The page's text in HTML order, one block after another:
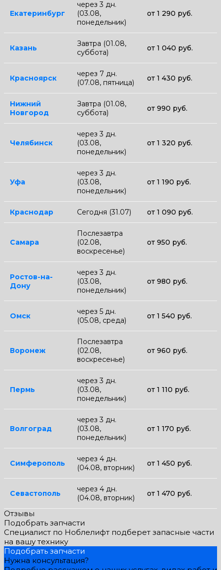
Екатеринбург
через 3 дн.
(03.08,
понедельник)
от 1 290 руб.
Казань
Завтра (01.08,
суббота)
от 1 040 руб.
Красноярск
через 7 дн.
(07.08, пятница)
от 1 430 руб.
Нижний
Новгород
Завтра (01.08,
суббота)
от 990 руб.
Челябинск
через 3 дн.
(03.08,
понедельник)
от 1 320 руб.
Уфа
через 3 дн.
(03.08,
понедельник)
от 1 190 руб.
Краснодар Сегодня (31.07) от 1 090 руб.
Самара
Послезавтра
(02.08,
воскресенье)
от 950 руб.
Ростов-на-
Дону
через 3 дн.
(03.08,
понедельник)
от 980 руб.
Омск
через 5 дн.
(05.08, среда)
от 1 540 руб.
Воронеж
Послезавтра
(02.08,
воскресенье)
от 960 руб.
Пермь
через 3 дн.
(03.08,
понедельник)
от 1 110 руб.
Волгоград
через 3 дн.
(03.08,
понедельник)
от 1 170 руб.
Симферополь
через 4 дн.
(04.08, вторник)
от 1 450 руб.
Севастополь
через 4 дн.
(04.08, вторник)
от 1 470 руб.
Отзывы
Подобрать запчасти
Специалист по Ноблелифт подберет запасные части
на вашу технику
Подобрать запчасти
Нужна консультация?